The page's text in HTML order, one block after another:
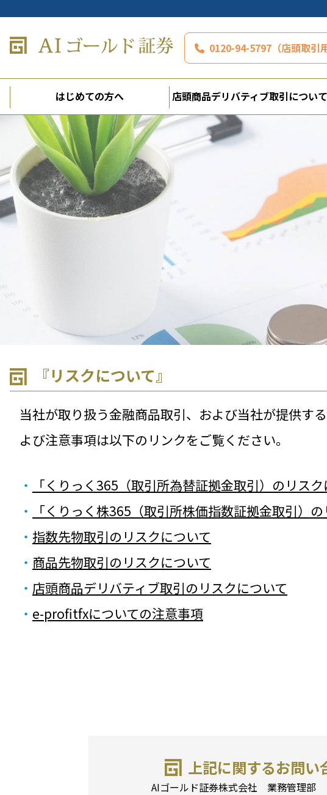
0120-94-5797（店頭取引用
はじめての方へ 店頭商品デリバティブ取引について
『リスクについて』
当社が取り扱う金融商品取引、および当社が提供す
よび注意事項は以下のリンクをご覧ください。
・
「くりっく365（取引所為替証拠金取引）のリスク
・
「くりっく株365（取引所株価指数証拠金取引）の
・ 指数先物取引のリスクについて
・ 商品先物取引のリスクについて
・ 店頭商品デリバティブ取引のリスクについて
・ e-profitfxについての注意事項
上記に関するお問い
AIゴールド証券株式会社 業務管理部